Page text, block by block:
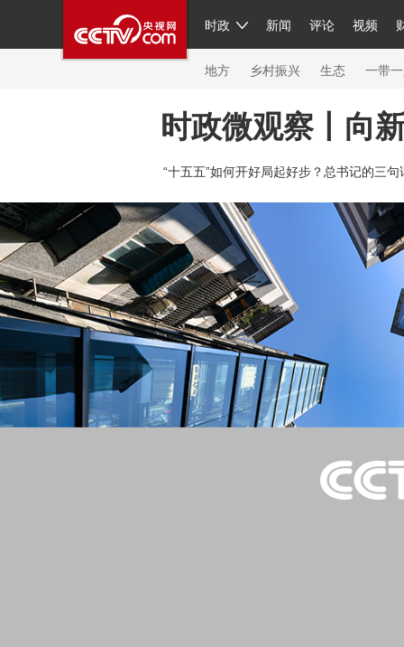
时政 新闻 评论 视频
人民领袖习近平 联播+ 中国
直播 片库 栏目大全 节目单
繁体 海外频道 iPanda
地方 乡村振兴 生态 一带
网络春晚 共产党员网 秧纪录 纪
新闻 国内 国际 评论 经济 军事 科技
人民领袖习近平 联播+ 天天学习
视频 小央视频 小央直播
现场 前线 比划 快看 蓝海中国 新兵请
体育 直播 竞猜 2026年世界杯
VIP会员 CCTV奥林匹克频道 生活体育大会
云顶对话 云
时政微观察丨向
“十五五”如何开好局起好步？总书记的三